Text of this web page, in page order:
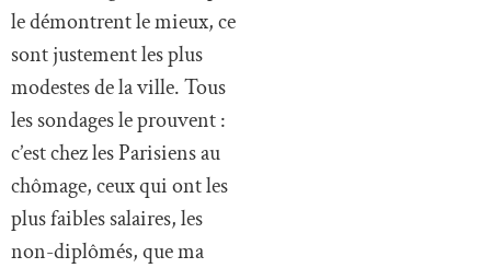
le démontrent le mieux, ce
sont justement les plus
modestes de la ville. Tous
les sondages le prouvent :
c’est chez les Parisiens au
chômage, ceux qui ont les
plus faibles salaires, les
non-diplômés, que ma